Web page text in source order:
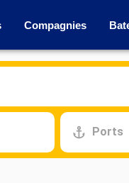
Compagnies
Ports